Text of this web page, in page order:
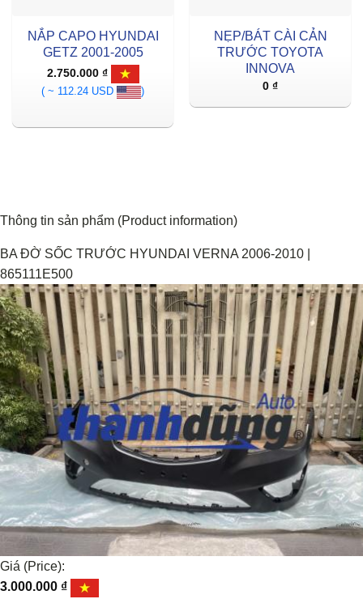
NẮP CAPO HYUNDAI
GETZ 2001-2005
2.750.000 ₫
( ~ 112.24 USD
)
NẸP/BÁT CÀI CẢN
TRƯỚC TOYOTA
INNOVA
0 ₫
Thông tin sản phẩm (Product information)
BA ĐỜ SỐC TRƯỚC HYUNDAI VERNA 2006-2010 |
865111E500
Giá (Price):
3.000.000 ₫